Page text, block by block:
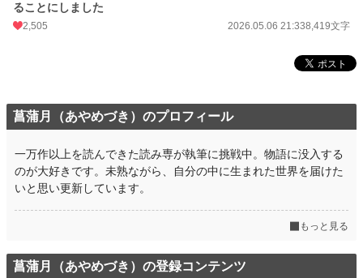
ファンタジー 660 位 / 53,295 件
文字数 8,419
更新日時 2026.05.06 21:33
初回公開日時 2026.05.06 21:33
初回完結日時 2026.05.06 21:33
年間ポイント 269,320 pt (2,255 位)
ることにしました
2,505 2026.05.06 21:338,419文字
菖蒲月（あやめづき）のプロフィール
一万作以上を読んできた読み専が執筆に挑戦中。物語に没入する
のが大好きです。未熟ながら、自分の中に生まれた世界を届けた
いと思い更新しています。
もっと見る
菖蒲月（あやめづき）の登録コンテンツ